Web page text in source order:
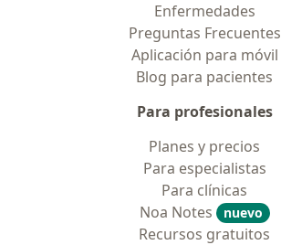
Enfermedades
Preguntas Frecuentes
Aplicación para móvil
Blog para pacientes
Para profesionales
Planes y precios
Para especialistas
Para clínicas
Noa Notes
nuevo
Recursos gratuitos